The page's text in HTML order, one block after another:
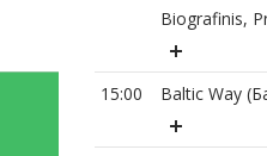
Biografinis,
15:00 Baltic Way